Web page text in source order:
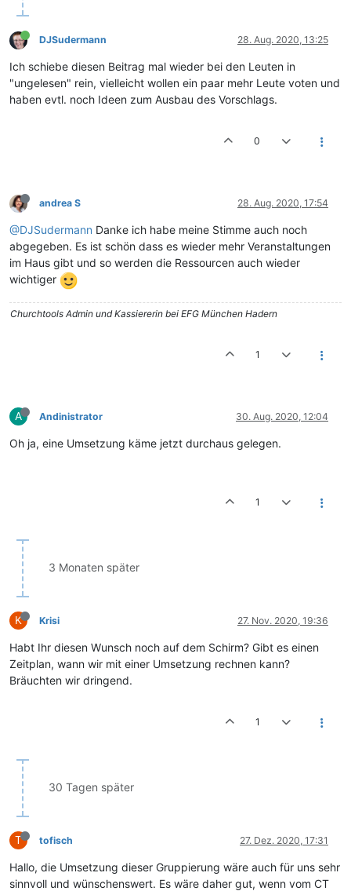
DJSudermann 28. Aug. 2020, 13:25
Ich schiebe diesen Beitrag mal wieder bei den Leuten in
"ungelesen" rein, vielleicht wollen ein paar mehr Leute voten und
haben evtl. noch Ideen zum Ausbau des Vorschlags.
0
andrea S 28. Aug. 2020, 17:54
@DJSudermann Danke ich habe meine Stimme auch noch
abgegeben. Es ist schön dass es wieder mehr Veranstaltungen
im Haus gibt und so werden die Ressourcen auch wieder
wichtiger
Churchtools Admin und Kassiererin bei EFG München Hadern
1
A Andinistrator 30. Aug. 2020, 12:04
Oh ja, eine Umsetzung käme jetzt durchaus gelegen.
1
3 Monaten später
K Krisi 27. Nov. 2020, 19:36
Habt Ihr diesen Wunsch noch auf dem Schirm? Gibt es einen
Zeitplan, wann wir mit einer Umsetzung rechnen kann?
Bräuchten wir dringend.
1
30 Tagen später
T tofisch 27. Dez. 2020, 17:31
Hallo, die Umsetzung dieser Gruppierung wäre auch für uns sehr
sinnvoll und wünschenswert. Es wäre daher gut, wenn vom CT